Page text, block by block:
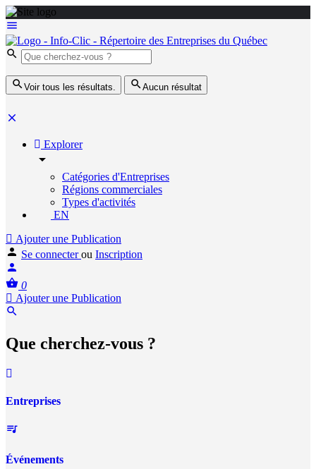
Voir tous les résultats. Aucun résultat
Explorer
Catégories d'Entreprises
Régions commerciales
Types d'activités
EN
Ajouter une Publication
Se connecterou Inscription
0
Ajouter une Publication
Que cherchez-vous ?
Entreprises
Événements